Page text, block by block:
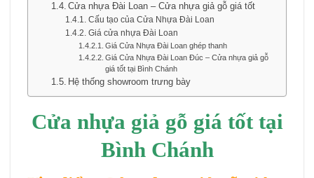
Cửa nhựa Đài Loan – Cửa nhựa giả gỗ giá tốt
Cấu tạo của Cửa Nhựa Đài Loan
Giá cửa nhựa Đài Loan
Giá Cửa Nhựa Đài Loan ghép thanh
Giá Cửa Nhựa Đài Loan Đúc – Cửa nhựa giả gỗ
giá tốt tại Bình Chánh
Hệ thống showroom trưng bày
Cửa nhựa giả gỗ giá tốt tại
Bình Chánh